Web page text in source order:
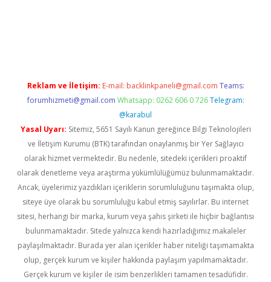
Reklam ve İletişim: E-mail: backlinkpaneli@gmail.com Teams:
forumhizmeti@gmail.com Whatsapp: 0262 606 0 726 Telegram:
@karabul
Yasal Uyarı: Sitemiz, 5651 Sayılı Kanun gereğince Bilgi Teknolojileri
ve İletişim Kurumu (BTK) tarafından onaylanmış bir Yer Sağlayıcı
olarak hizmet vermektedir. Bu nedenle, sitedeki içerikleri proaktif
olarak denetleme veya araştırma yükümlülüğümüz bulunmamaktadır.
Ancak, üyelerimiz yazdıkları içeriklerin sorumluluğunu taşımakta olup,
siteye üye olarak bu sorumluluğu kabul etmiş sayılırlar. Bu internet
sitesi, herhangi bir marka, kurum veya şahıs şirketi ile hiçbir bağlantısı
bulunmamaktadır. Sitede yalnızca kendi hazırladığımız makaleler
paylaşılmaktadır. Burada yer alan içerikler haber niteliği taşımamakta
olup, gerçek kurum ve kişiler hakkında paylaşım yapılmamaktadır.
Gerçek kurum ve kişiler ile isim benzerlikleri tamamen tesadüfidir.